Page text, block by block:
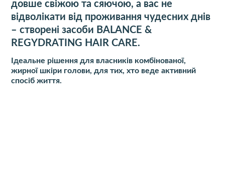
довше свіжою та сяючою, а вас не
відволікати від проживання чудесних днів
– створені засоби BALANCE &
REGYDRATING HAIR CARE.
Ідеальне рішення для власників комбінованої,
жирної шкіри голови, для тих, хто веде активний
спосіб життя.